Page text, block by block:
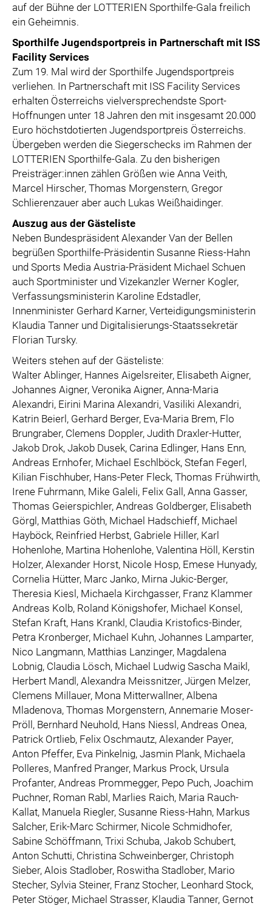
auf der Bühne der LOTTERIEN Sporthilfe-Gala freilich
ein Geheimnis.
Sporthilfe Jugendsportpreis in Partnerschaft mit ISS
Facility Services
Zum 19. Mal wird der Sporthilfe Jugendsportpreis
verliehen. In Partnerschaft mit ISS Facility Services
erhalten Österreichs vielversprechendste Sport-
Hoffnungen unter 18 Jahren den mit insgesamt 20.000
Euro höchstdotierten Jugendsportpreis Österreichs.
Übergeben werden die Siegerschecks im Rahmen der
LOTTERIEN Sporthilfe-Gala. Zu den bisherigen
Preisträger:innen zählen Größen wie Anna Veith,
Marcel Hirscher, Thomas Morgenstern, Gregor
Schlierenzauer aber auch Lukas Weißhaidinger.
Auszug aus der Gästeliste
Neben Bundespräsident Alexander Van der Bellen
begrüßen Sporthilfe-Präsidentin Susanne Riess-Hahn
und Sports Media Austria-Präsident Michael Schuen
auch Sportminister und Vizekanzler Werner Kogler,
Verfassungsministerin Karoline Edstadler,
Innenminister Gerhard Karner, Verteidigungsministerin
Klaudia Tanner und Digitalisierungs-Staatssekretär
Florian Tursky.
Weiters stehen auf der Gästeliste:
Walter Ablinger, Hannes Aigelsreiter, Elisabeth Aigner,
Johannes Aigner, Veronika Aigner, Anna-Maria
Alexandri, Eirini Marina Alexandri, Vasiliki Alexandri,
Katrin Beierl, Gerhard Berger, Eva-Maria Brem, Flo
Brungraber, Clemens Doppler, Judith Draxler-Hutter,
Jakob Drok, Jakob Dusek, Carina Edlinger, Hans Enn,
Andreas Ernhofer, Michael Eschlböck, Stefan Fegerl,
Kilian Fischhuber, Hans-Peter Fleck, Thomas Frühwirth,
Irene Fuhrmann, Mike Galeli, Felix Gall, Anna Gasser,
Thomas Geierspichler, Andreas Goldberger, Elisabeth
Görgl, Matthias Göth, Michael Hadschieff, Michael
Hayböck, Reinfried Herbst, Gabriele Hiller, Karl
Hohenlohe, Martina Hohenlohe, Valentina Höll, Kerstin
Holzer, Alexander Horst, Nicole Hosp, Emese Hunyady,
Cornelia Hütter, Marc Janko, Mirna Jukic-Berger,
Theresia Kiesl, Michaela Kirchgasser, Franz Klammer
Andreas Kolb, Roland Königshofer, Michael Konsel,
Stefan Kraft, Hans Krankl, Claudia Kristofics-Binder,
Petra Kronberger, Michael Kuhn, Johannes Lamparter,
Nico Langmann, Matthias Lanzinger, Magdalena
Lobnig, Claudia Lösch, Michael Ludwig Sascha Maikl,
Herbert Mandl, Alexandra Meissnitzer, Jürgen Melzer,
Clemens Millauer, Mona Mitterwallner, Albena
Mladenova, Thomas Morgenstern, Annemarie Moser-
Pröll, Bernhard Neuhold, Hans Niessl, Andreas Onea,
Patrick Ortlieb, Felix Oschmautz, Alexander Payer,
Anton Pfeffer, Eva Pinkelnig, Jasmin Plank, Michaela
Polleres, Manfred Pranger, Markus Prock, Ursula
Profanter, Andreas Prommegger, Pepo Puch, Joachim
Puchner, Roman Rabl, Marlies Raich, Maria Rauch-
Kallat, Manuela Riegler, Susanne Riess-Hahn, Markus
Salcher, Erik-Marc Schirmer, Nicole Schmidhofer,
Sabine Schöffmann, Trixi Schuba, Jakob Schubert,
Anton Schutti, Christina Schweinberger, Christoph
Sieber, Alois Stadlober, Roswitha Stadlober, Mario
Stecher, Sylvia Steiner, Franz Stocher, Leonhard Stock,
Peter Stöger, Michael Strasser, Klaudia Tanner, Gernot